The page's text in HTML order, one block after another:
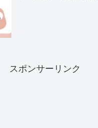
スポンサーリンク